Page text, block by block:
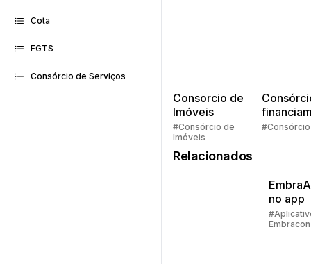
Cota
FGTS
Consórcio de Serviços
Consorcio de
Imóveis
#Consórcio de
Imóveis
Quem
#Consórcio
Relacionados
no app
Embracon